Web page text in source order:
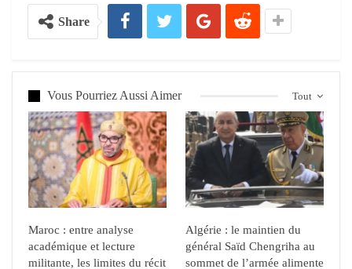
Share
Tout
Vous Pourriez Aussi Aimer
Maroc : entre analyse
académique et lecture
militante, les limites du récit
Algérie : le maintien du
général Saïd Chengriha au
sommet de l’armée alimente